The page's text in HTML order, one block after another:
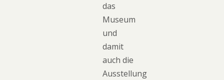
das
Museum
und
damit
auch die
Ausstellung